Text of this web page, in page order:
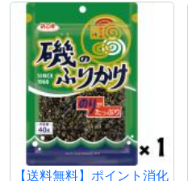
【送料無料】ポイント消化